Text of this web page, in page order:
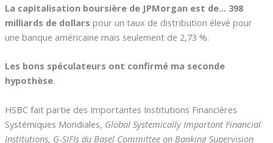
La capitalisation boursière de JPMorgan est de… 398
milliards de dollars pour un taux de distribution élevé pour
une banque américaine mais seulement de 2,73 %.
Les bons spéculateurs ont confirmé ma seconde
hypothèse.
HSBC fait partie des Importantes Institutions Financières
Systémiques Mondiales, Global Systemically Important Financial
Institutions, G-SIFIs du Basel Committee on Banking Supervision